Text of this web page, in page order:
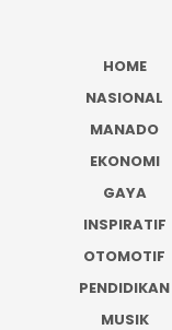
HOME
NASIONAL
MANADO
EKONOMI
GAYA
INSPIRATIF
OTOMOTIF
PENDIDIKAN
MUSIK